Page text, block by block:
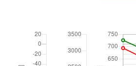
Nástřelná
vzdálenost